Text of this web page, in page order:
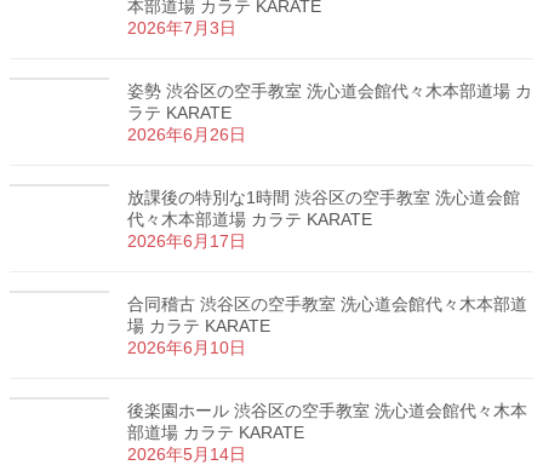
本部道場 カラテ KARATE
2026年7月3日
姿勢 渋谷区の空手教室 洗心道会館代々木本部道場 カ
ラテ KARATE
2026年6月26日
放課後の特別な1時間 渋谷区の空手教室 洗心道会館
代々木本部道場 カラテ KARATE
2026年6月17日
合同稽古 渋谷区の空手教室 洗心道会館代々木本部道
場 カラテ KARATE
2026年6月10日
後楽園ホール 渋谷区の空手教室 洗心道会館代々木本
部道場 カラテ KARATE
2026年5月14日